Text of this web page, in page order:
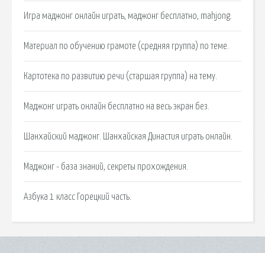
Игра маджонг онлайн играть, маджонг бесплатно, mahjong.
Материал по обучению грамоте (средняя группа) по теме.
Картотека по развитию речи (старшая группа) на тему.
Маджонг играть онлайн бесплатно на весь экран без.
Шанхайский маджонг. Шанхайская Династия играть онлайн.
Маджонг - база знаний, секреты прохождения.
Азбука 1 класс Горецкий часть.